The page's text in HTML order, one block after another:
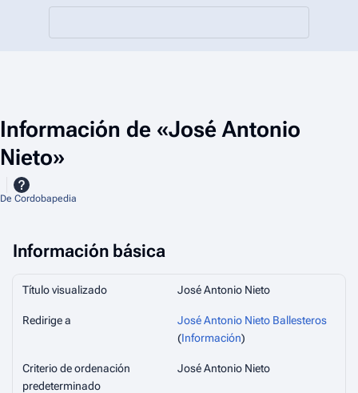
Información de «José Antonio
Nieto»
De Cordobapedia
Información básica
Título visualizado José Antonio Nieto
Redirige a
José Antonio Nieto Ballesteros
(Información)
Criterio de ordenación
predeterminado
José Antonio Nieto